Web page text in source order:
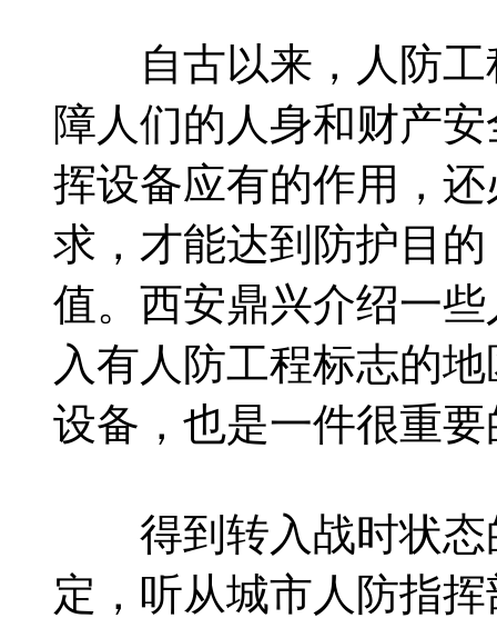
自古以来，人防工
障人们的人身和财产
挥设备应有的作用，
求，才能达到防护目
值。西安鼎兴介绍一
入有人防工程标志的
设备，也是一件很重
得到转入战时状态
定，听从城市人防指